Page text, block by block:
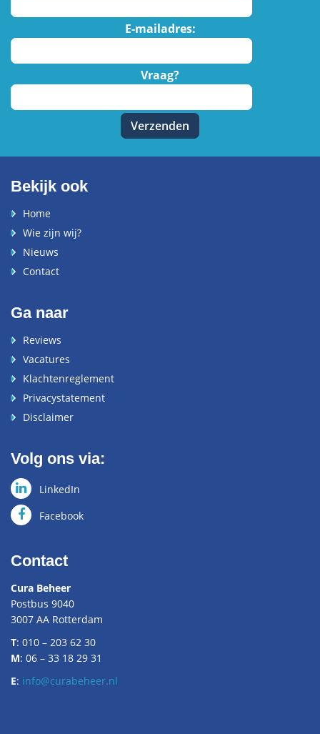
E-mailadres:
Vraag?
Bekijk ook
Home
Wie zijn wij?
Nieuws
Contact
Ga naar
Reviews
Vacatures
Klachtenreglement
Privacystatement
Disclaimer
Volg ons via:
LinkedIn
Facebook
Contact
Cura Beheer
Postbus 9040
3007 AA Rotterdam
T: 010 – 203 62 30
M: 06 – 33 18 29 31
E: info@curabeheer.nl